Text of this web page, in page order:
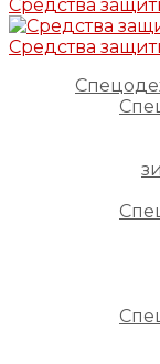
Средства
Средства